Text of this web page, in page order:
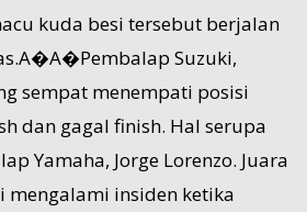
kuda besi tersebut berjalan
Suzuki,
sempat menempati posisi
dan gagal finish. Hal serupa
Yamaha, Jorge Lorenzo. Juara
mengalami insiden ketika